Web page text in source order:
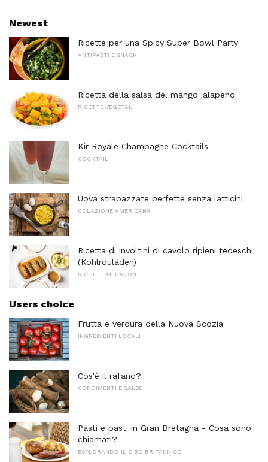
Newest
Ricette per una Spicy Super Bowl Party
ANTIPASTI E SNACK
Ricetta della salsa del mango jalapeno
RICETTE VEGETALI
Kir Royale Champagne Cocktails
COCKTAIL
Uova strapazzate perfette senza latticini
COLAZIONE AMERICANA
Ricetta di involtini di cavolo ripieni tedeschi
(Kohlrouladen)
RICETTE AL BACON
Users choice
Frutta e verdura della Nuova Scozia
INGREDIENTI LOCALI
Cos'è il rafano?
CONDIMENTI E SALSE
Pasti e pasti in Gran Bretagna - Cosa sono
chiamati?
ESPLORANDO IL CIBO BRITANNICO